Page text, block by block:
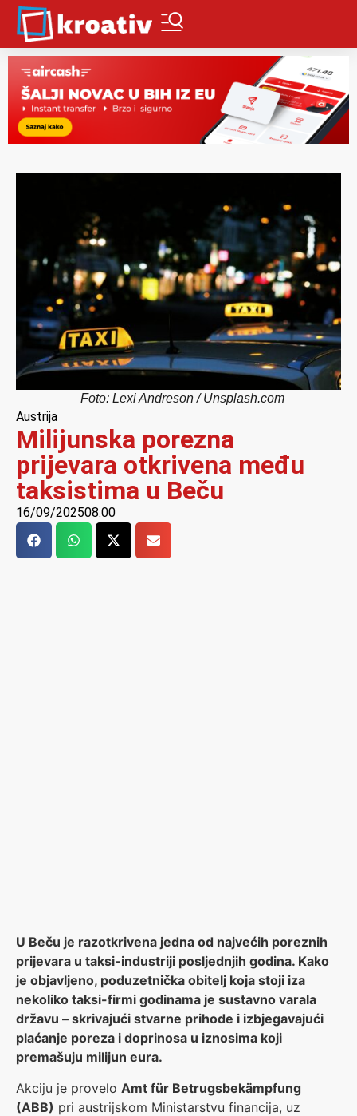
Foto: Lexi Andreson / Unsplash.com
Austrija
Milijunska porezna
prijevara otkrivena među
taksistima u Beču
16/09/202508:00
U Beču je razotkrivena jedna od najvećih poreznih
prijevara u taksi-industriji posljednjih godina. Kako
je objavljeno, poduzetnička obitelj koja stoji iza
nekoliko taksi-firmi godinama je sustavno varala
državu – skrivajući stvarne prihode i izbjegavajući
plaćanje poreza i doprinosa u iznosima koji
premašuju milijun eura.
Akciju je provelo Amt für Betrugsbekämpfung
(ABB) pri austrijskom Ministarstvu financija, uz